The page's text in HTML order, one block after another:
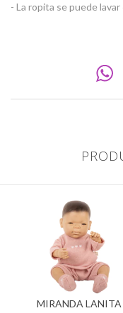
- La ropita se puede lavar
MIRANDA LANITA